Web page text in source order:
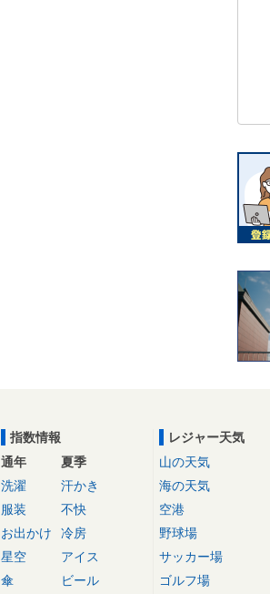
指数情報
通年
洗濯
服装
お出かけ
星空
傘
夏季
汗かき
不快
冷房
アイス
ビール
レジャー天気
山の天気
海の天気
空港
野球場
サッカー場
ゴルフ場